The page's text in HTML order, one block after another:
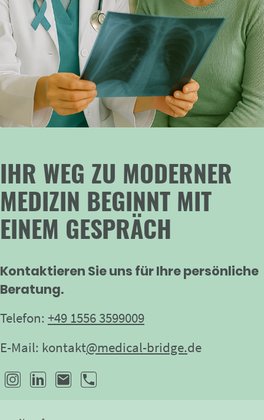
IHR WEG ZU MODERNER
MEDIZIN BEGINNT MIT
EINEM GESPRÄCH
Kontaktieren Sie uns für Ihre persönliche
Beratung.
Telefon: +49 1556 3599009
E-Mail: kontakt@medical-bridge.de